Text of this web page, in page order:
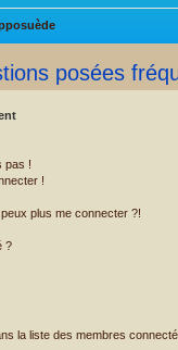
posées
pas !
!
plus me connecter ?!
?
la liste des membres